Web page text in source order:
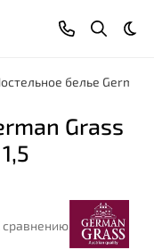
белье German
Grass
сравнению